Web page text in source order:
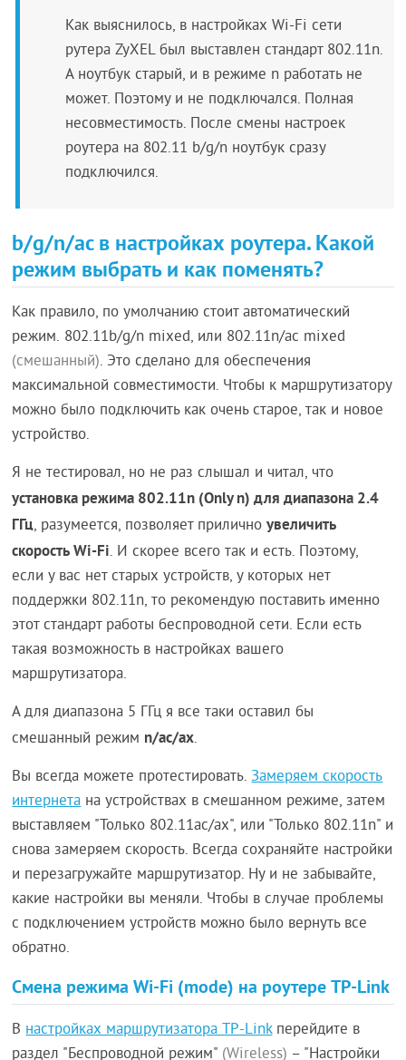
Как выяснилось, в настройках Wi-Fi сети
рутера ZyXEL был выставлен стандарт 802.11n.
А ноутбук старый, и в режиме n работать не
может. Поэтому и не подключался. Полная
несовместимость. После смены настроек
роутера на 802.11 b/g/n ноутбук сразу
подключился.
b/g/n/ac в настройках роутера. Какой
режим выбрать и как поменять?
Как правило, по умолчанию стоит автоматический
режим. 802.11b/g/n mixed, или 802.11n/ac mixed
(смешанный). Это сделано для обеспечения
максимальной совместимости. Чтобы к маршрутизатору
можно было подключить как очень старое, так и новое
устройство.
Я не тестировал, но не раз слышал и читал, что
установка режима 802.11n (Only n) для диапазона 2.4
ГГц, разумеется, позволяет приличноувеличить
скорость Wi-Fi. И скорее всего так и есть. Поэтому,
если у вас нет старых устройств, у которых нет
поддержки 802.11n, то рекомендую поставить именно
этот стандарт работы беспроводной сети. Если есть
такая возможность в настройках вашего
маршрутизатора.
А для диапазона 5 ГГц я все таки оставил бы
смешанный режим n/ac/ax.
Вы всегда можете протестировать.Замеряем скорость
интернетана устройствах в смешанном режиме, затем
выставляем "Только 802.11ac/ax", или "Только 802.11n" и
снова замеряем скорость. Всегда сохраняйте настройки
и перезагружайте маршрутизатор. Ну и не забывайте,
какие настройки вы меняли. Чтобы в случае проблемы
с подключением устройств можно было вернуть все
обратно.
Смена режима Wi-Fi (mode) на роутере TP-Link
Внастройках маршрутизатора TP-Linkперейдите в
раздел "Беспроводной режим" (Wireless) – "Настройки